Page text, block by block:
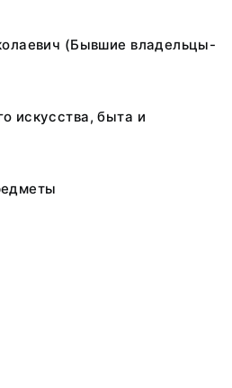
(Бывшие владельцы-
искусства, быта и